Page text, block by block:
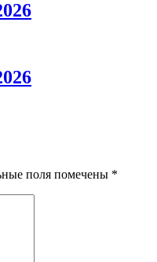
поля помечены *